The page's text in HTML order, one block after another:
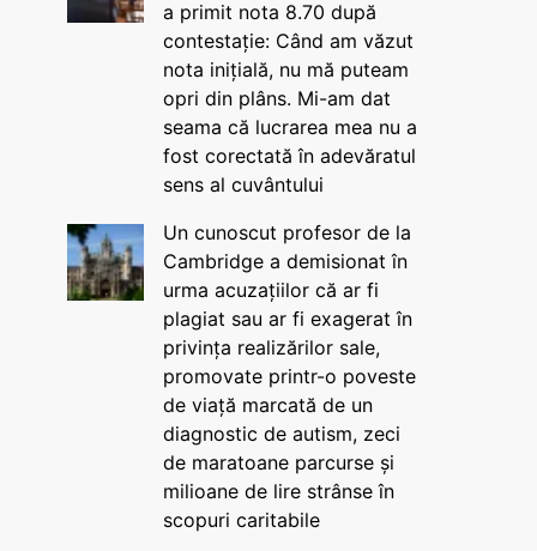
a primit nota 8.70 după
contestație: Când am văzut
nota inițială, nu mă puteam
opri din plâns. Mi-am dat
seama că lucrarea mea nu a
fost corectată în adevăratul
sens al cuvântului
Un cunoscut profesor de la
Cambridge a demisionat în
urma acuzațiilor că ar fi
plagiat sau ar fi exagerat în
privința realizărilor sale,
promovate printr-o poveste
de viață marcată de un
diagnostic de autism, zeci
de maratoane parcurse și
milioane de lire strânse în
scopuri caritabile